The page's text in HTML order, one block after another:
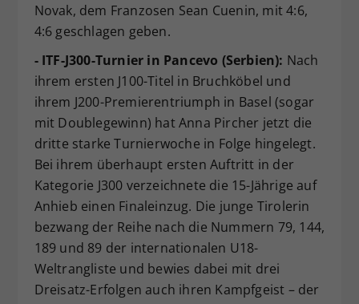
Novak, dem Franzosen Sean Cuenin, mit 4:6,
4:6 geschlagen geben.
- ITF-J300-Turnier in Pancevo (Serbien): Nach
ihrem ersten J100-Titel in Bruchköbel und
ihrem J200-Premierentriumph in Basel (sogar
mit Doublegewinn) hat Anna Pircher jetzt die
dritte starke Turnierwoche in Folge hingelegt.
Bei ihrem überhaupt ersten Auftritt in der
Kategorie J300 verzeichnete die 15-Jährige auf
Anhieb einen Finaleinzug. Die junge Tirolerin
bezwang der Reihe nach die Nummern 79, 144,
189 und 89 der internationalen U18-
Weltrangliste und bewies dabei mit drei
Dreisatz-Erfolgen auch ihren Kampfgeist – der